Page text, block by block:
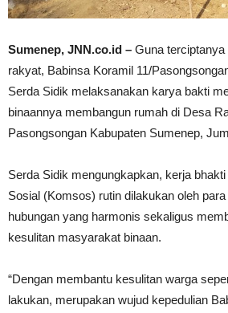
Sumenep, JNN.co.id – Guna
rakyat, Babinsa Koramil 11/
Serda Sidik melaksanakan karya bakti
binaannya membangun rumah di Desa
Pasongsongan Kabupaten Sumenep,
Serda Sidik mengungkapkan, kerja
Sosial (Komsos) rutin dilakukan oleh
hubungan yang harmonis sekaligus
kesulitan masyarakat binaan.
“Dengan membantu kesulitan warga
lakukan, merupakan wujud kepedulian